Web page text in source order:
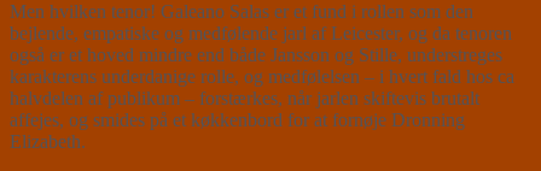
Men hvilken tenor! Galeano Salas er et fund i rollen som den
bejlende, empatiske og medfølende jarl af Leicester, og da tenoren
også er et hoved mindre end både Jansson og Stille, understreges
karakterens underdanige rolle, og medfølelsen – i hvert fald hos ca
halvdelen af publikum – forstærkes, når jarlen skiftevis brutalt
affejes, og smides på et køkkenbord for at fornøje Dronning
Elizabeth.